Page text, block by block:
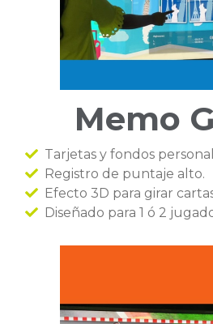
Memo
Tarjetas y fondos
Registro de puntaje alto.
Efecto 3D para girar
Diseñado para 1 ó 2